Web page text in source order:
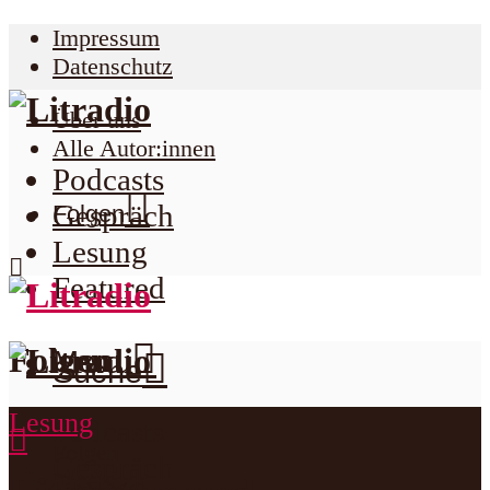
Impressum
Datenschutz
Über uns
Alle Autor:innen
Folgen
Folgen
Podcasts
Gespräch
Lesung
Featured
Menu
Suche
Podcasts
Lesung